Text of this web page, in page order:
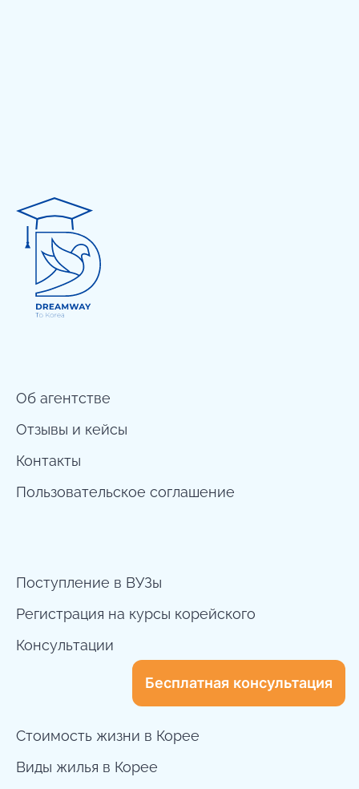
Бесплатная консультация
Об агентстве
Отзывы и кейсы
Контакты
Пользовательское соглашение
Поступление в ВУЗы
Регистрация на курсы корейского
Консультации
Стоимость жизни в Корее
Виды жилья в Корее